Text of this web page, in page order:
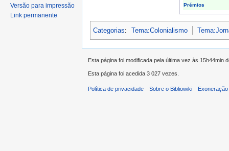
Prémios
Categorias: Tema:Colonialismo
Versão para impressão
Link permanente
Esta página foi modificada pela última vez às 15h44min
Esta página foi acedida 3 027 vezes.
Política de privacidade Sobre o Bibliowiki